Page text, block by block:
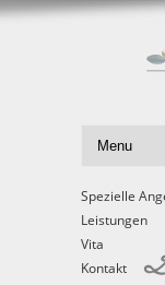
Spezielle
Leistungen
Vita
Kontakt